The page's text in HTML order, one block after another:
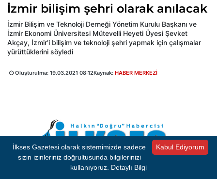
İzmir bilişim şehri olarak anılacak
İzmir Bilişim ve Teknoloji Derneği Yönetim Kurulu Başkanı ve
İzmir Ekonomi Üniversitesi Mütevelli Heyeti Üyesi Şevket
Akçay, İzmir’i bilişim ve teknoloji şehri yapmak için çalışmalar
yürüttüklerini söyledi
Oluşturulma: 19.03.2021 08:12Kaynak: HABER MERKEZİ
Kabul Ediyorum
İlkses Gazetesi olarak sistemimizde sadece
sizin izinleriniz doğrultusunda bilgilerinizi
kullanıyoruz. Detaylı Bilgi